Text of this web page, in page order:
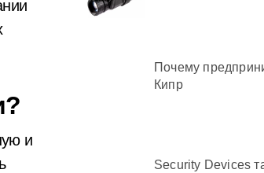
райони міста
на понад 12,5 млн грн»
и
Почему
Кипр
Security Devices